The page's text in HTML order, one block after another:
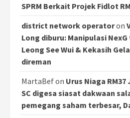
SPRM Berkait Projek Fidlot
district network operatoron
Long diburu: Manipulasi
Leong See Wui & Kekasih
direman
MartaBefon Urus Niaga RM37
SC digesa siasat dakwaan
pemegang saham terbesar,